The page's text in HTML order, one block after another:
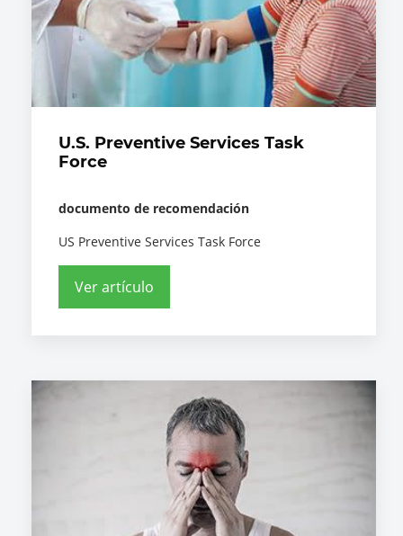
U.S. Preventive Services Task
Force
documento de recomendación
US Preventive Services Task Force
Ver artículo